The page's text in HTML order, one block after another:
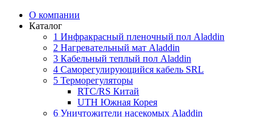
О компании
Каталог
1 Инфракрасный пленочный пол Aladdin
2 Нагревательный мат Aladdin
3 Кабельный теплый пол Aladdin
4 Саморегулирующийся кабель SRL
5 Терморегуляторы
RTC/RS Китай
UTH Южная Корея
6 Уничтожители насекомых Aladdin